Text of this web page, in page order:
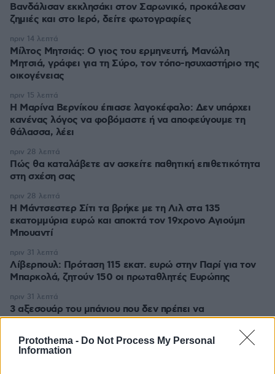
Protothema - Do Not Process My Personal
Information
Βανδάλισαν εκκλησάκι στον Σαρωνικό, προκάλεσαν
ζημιές και στο Ιερό, δείτε φωτογραφίες
Μίλτος Μητσιάς: Ο γιος του ερμηνευτή, Μανώλη
Μητσιά, γράφει για τη Σύρο, τον τόπο-ησυχαστήριο της
οικογένειας
πριν 14 λεπτά
Η Μαρίνα Βερνίκου έπιασε λαγοκέφαλο: Δεν υπάρχει
κανένας λόγος να φοβόμαστε ή να αποφεύγουμε τη
θάλασσα, λέει
πριν 15 λεπτά
Πώς θα καταλάβετε αν ασκείτε παθητική επιθετικότητα
στη σχέση σας
πριν 28 λεπτά
Η Μάντσεστερ Σίτι τα βρήκε με τη Λιλ στα 135
εκατομμύρια ευρώ και αποκτά τον 19χρονο Αγιούμπ
Μπουαντί
πριν 28 λεπτά
Λίβερπουλ: Πρόταση 115 εκατ. ευρώ στην Παρί για τον
Μπαρκολά, ζητούν 150 οι πρωταθλητές Ευρώπης
πριν 31 λεπτά
3 αξεσουάρ του μπάνιου που δεν πρέπει να
μοιραζόμαστε με ξένους
πριν 31 λεπτά
Εφετείο έκρινε παράνομη την κατασκευή της νέας
πριν 34 λεπτά